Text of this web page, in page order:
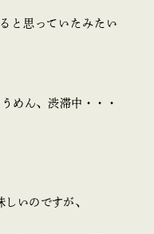
と思っていたみたい
めん、渋滞中・・・
いのですが、